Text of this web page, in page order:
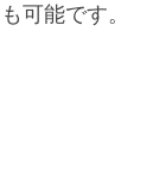
も可能です。